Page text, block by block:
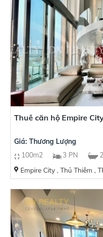
Thuê căn hộ Empire
Giá: Thương Lượng
100m2
3 PN
Empire City , Thủ Thiêm ,